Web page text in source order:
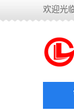
欢迎光